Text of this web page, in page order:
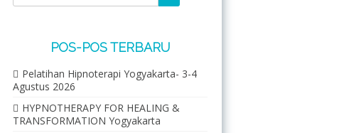
POS-POS TERBARU
Pelatihan Hipnoterapi Yogyakarta- 3-4
Agustus 2026
HYPNOTHERAPY FOR HEALING &
TRANSFORMATION Yogyakarta